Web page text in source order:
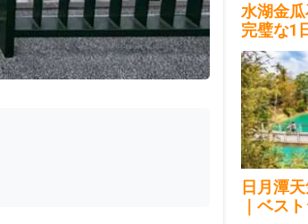
水湖金
完璧な1
り2026
日月潭
｜ベス